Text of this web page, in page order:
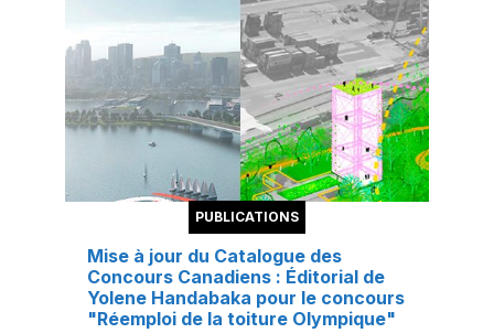
PUBLICATIONS
Mise à jour du Catalogue des
Concours Canadiens : Éditorial de
Yolene Handabaka pour le concours
"Réemploi de la toiture Olympique"